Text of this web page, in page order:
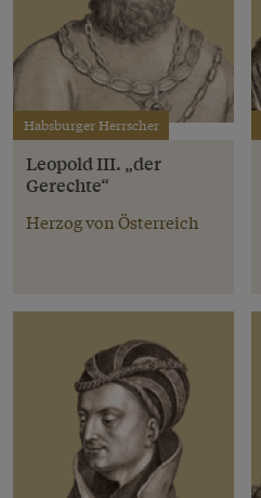
Habsburger Herrscher
Leopold III. „der
Gerechte“
Herzog von Österreich